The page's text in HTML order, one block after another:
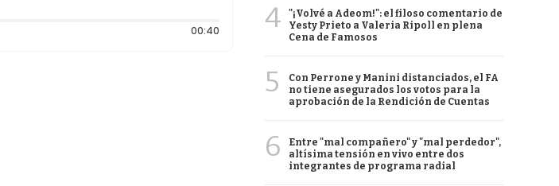
00:40Duración: 40 segundos
4
"¡Volvé a Adeom!": el filoso comentario de
Yesty Prieto a Valeria Ripoll en plena
Cena de Famosos
5
Con Perrone y Manini distanciados, el FA
no tiene asegurados los votos para la
aprobación de la Rendición de Cuentas
6
Entre "mal compañero" y "mal perdedor",
altísima tensión en vivo entre dos
integrantes de programa radial